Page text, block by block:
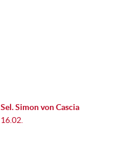
Sel. Simon von Cascia
16.02.